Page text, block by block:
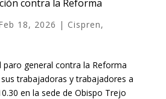
contra la Reforma
18, 2026 | Cispren,
paro general contra la Reforma
trabajadoras y trabajadores a
en la sede de Obispo Trejo